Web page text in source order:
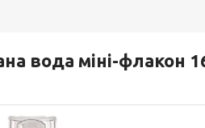
вода міні-флакон